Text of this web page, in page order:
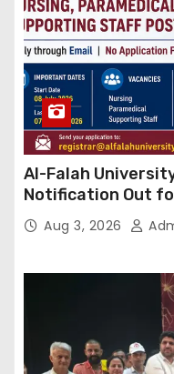
Al-Falah
Notification Out
Supporting Staff
Aug 3, 2026